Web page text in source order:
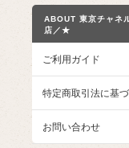
ABOUT 東京チャネ
店／★
ご利用ガイド
特定商取引法に基
お問い合わせ